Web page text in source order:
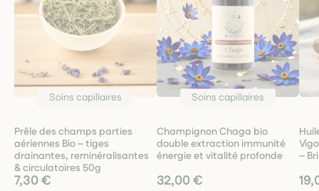
Soins capillaires
Prêle des champs parties
aériennes Bio – tiges
drainantes, reminéralisantes
& circulatoires 50g
7,30 €
Soins capillaires
Champignon Chaga bio
double extraction immunité
énergie et vitalité profonde
32,00 €
–